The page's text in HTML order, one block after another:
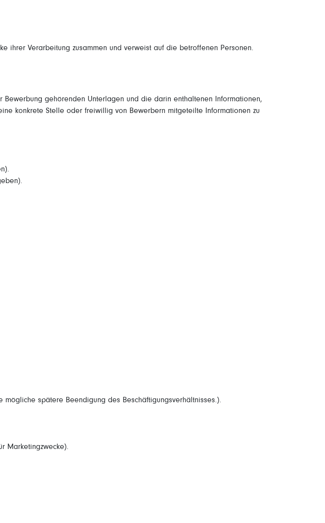
ihrer Verarbeitung zusammen und verweist auf die betroffenen Personen.
Bewerbung gehörenden Unterlagen und die darin enthaltenen Informationen,
konkrete Stelle oder freiwillig von Bewerbern mitgeteilte Informationen zu
spätere Beendigung des Beschäftigungsverhältnisses.).
Marketingzwecke).